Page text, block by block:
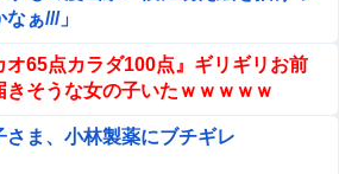
ぁ///」
オ65点カラダ100点』ギリギリお前
きそうな女の子いたｗｗｗｗｗ
さま、小林製薬にブチギレ